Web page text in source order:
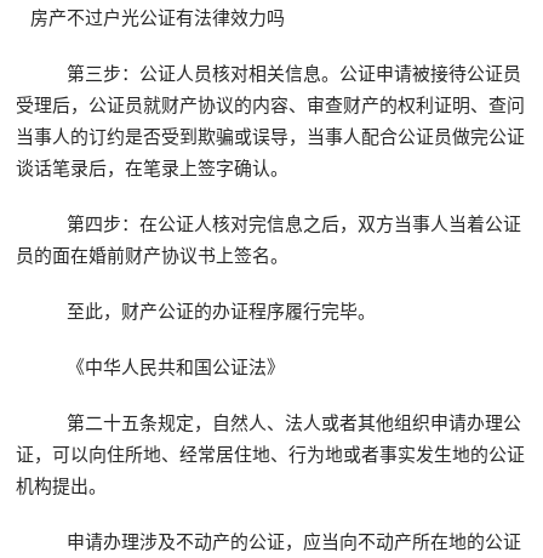
房产不过户光公证有法律效力吗
第三步：公证人员核对相关信息。公证申请被接待公证员
受理后，公证员就财产协议的内容、审查财产的权利证明、查问
当事人的订约是否受到欺骗或误导，当事人配合公证员做完公证
谈话笔录后，在笔录上签字确认。
第四步：在公证人核对完信息之后，双方当事人当着公证
员的面在婚前财产协议书上签名。
至此，财产公证的办证程序履行完毕。
《中华人民共和国公证法》
第二十五条规定，自然人、法人或者其他组织申请办理公
证，可以向住所地、经常居住地、行为地或者事实发生地的公证
机构提出。
申请办理涉及不动产的公证，应当向不动产所在地的公证